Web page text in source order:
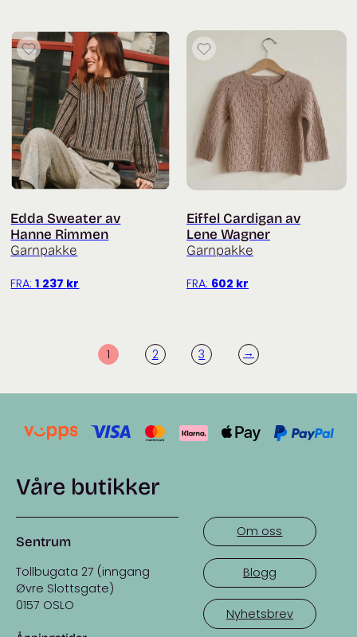
Edda Sweater av
Hanne Rimmen
Garnpakke
FRA:1 237 kr
Eiffel Cardigan av
Lene Wagner
Garnpakke
FRA: 602 kr
1 2 3 →
Våre butikker
Sentrum
Tollbugata 27 (inngang
Øvre Slottsgate)
0157 OSLO
Om oss
Blogg
Nyhetsbrev